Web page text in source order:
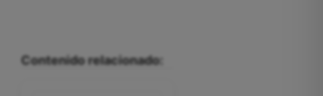
Contenido relacionado: